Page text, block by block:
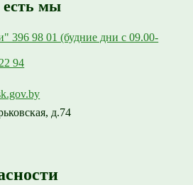
есть мы
396 98 01 (будние дни с 09.00-
94
д.74